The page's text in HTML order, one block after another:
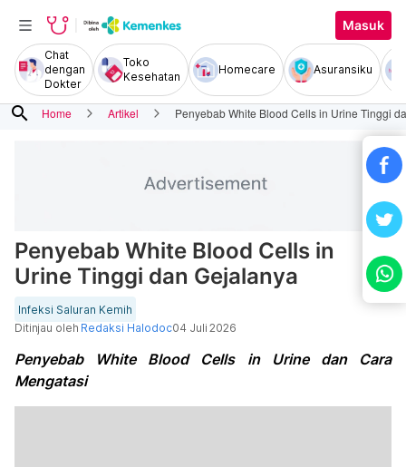
Masuk
Chat
dengan
Dokter
Toko
Kesehatan
Homecare Asuransiku
search Home Artikel Penyebab White Blood Cells in Urine Tinggi
Penyebab White Blood Cells in
Urine Tinggi dan Gejalanya
Infeksi Saluran Kemih
Ditinjau oleh Redaksi Halodoc04 Juli 2026
Penyebab White Blood Cells in Urine dan Cara
Mengatasi